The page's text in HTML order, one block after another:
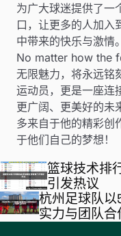
为广大球迷提供了一
口，让更多的人加入
中带来的快乐与激情。
No matter how the
无限魅力，将永远铭
运动员，更是一座连
更广阔、更美好的未
多来自于他的精彩创
于他们自己的梦想！
篮球技术排
引发热议
杭州足球队
实力与团队合